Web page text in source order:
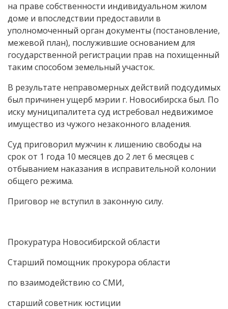
на праве собственности индивидуальном жилом
доме и впоследствии предоставили в
уполномоченный орган документы (постановление,
межевой план), послужившие основанием для
государственной регистрации прав на похищенный
таким способом земельный участок.
В результате неправомерных действий подсудимых
был причинен ущерб мэрии г. Новосибирска был. По
иску муниципалитета суд истребовал недвижимое
имущество из чужого незаконного владения.
Суд приговорил мужчин к лишению свободы на
срок от 1 года 10 месяцев до 2 лет 6 месяцев с
отбыванием наказания в исправительной колонии
общего режима.
Приговор не вступил в законную силу.
Прокуратура Новосибирской области
Старший помощник прокурора области
по взаимодействию со СМИ,
старший советник юстиции